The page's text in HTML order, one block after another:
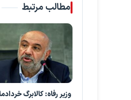
مطالب مرتبط
وزیر رفاه: کالابرگ